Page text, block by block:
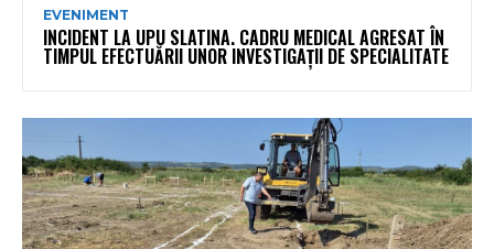
EVENIMENT
INCIDENT LA UPU SLATINA. CADRU MEDICAL AGRESAT ÎN
TIMPUL EFECTUĂRII UNOR INVESTIGAȚII DE SPECIALITATE